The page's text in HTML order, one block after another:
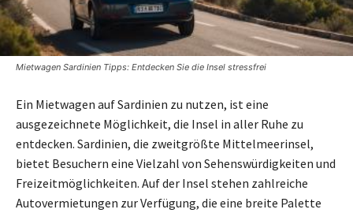
Mietwagen Sardinien Tipps: Entdecken Sie die Insel stressfrei
Ein Mietwagen auf Sardinien zu nutzen, ist eine
ausgezeichnete Möglichkeit, die Insel in aller Ruhe zu
entdecken. Sardinien, die zweitgrößte Mittelmeerinsel,
bietet Besuchern eine Vielzahl von Sehenswürdigkeiten und
Freizeitmöglichkeiten. Auf der Insel stehen zahlreiche
Autovermietungen zur Verfügung, die eine breite Palette